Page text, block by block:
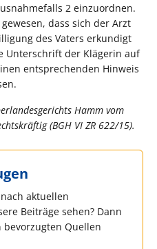
2 einzuordnen.
dass sich der Arzt
des Vaters erkundigt
Unterschrift der Klägerin auf
entsprechenden Hinweis
Hamm vom
(BGH VI ZR 622/15).
aktuellen
Beiträge sehen? Dann
Quellen